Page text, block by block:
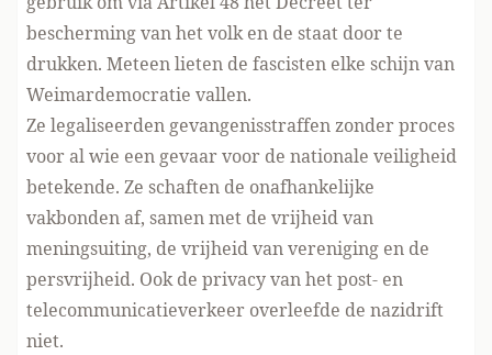
bescherming van het volk en de staat door te
drukken. Meteen lieten de fascisten elke schijn van
Weimardemocratie vallen.
Ze legaliseerden gevangenisstraffen zonder proces
voor al wie een gevaar voor de nationale veiligheid
betekende. Ze schaften de onafhankelijke
vakbonden af, samen met de vrijheid van
meningsuiting, de vrijheid van vereniging en de
persvrijheid. Ook de privacy van het post- en
telecommunicatieverkeer overleefde de nazidrift
niet.